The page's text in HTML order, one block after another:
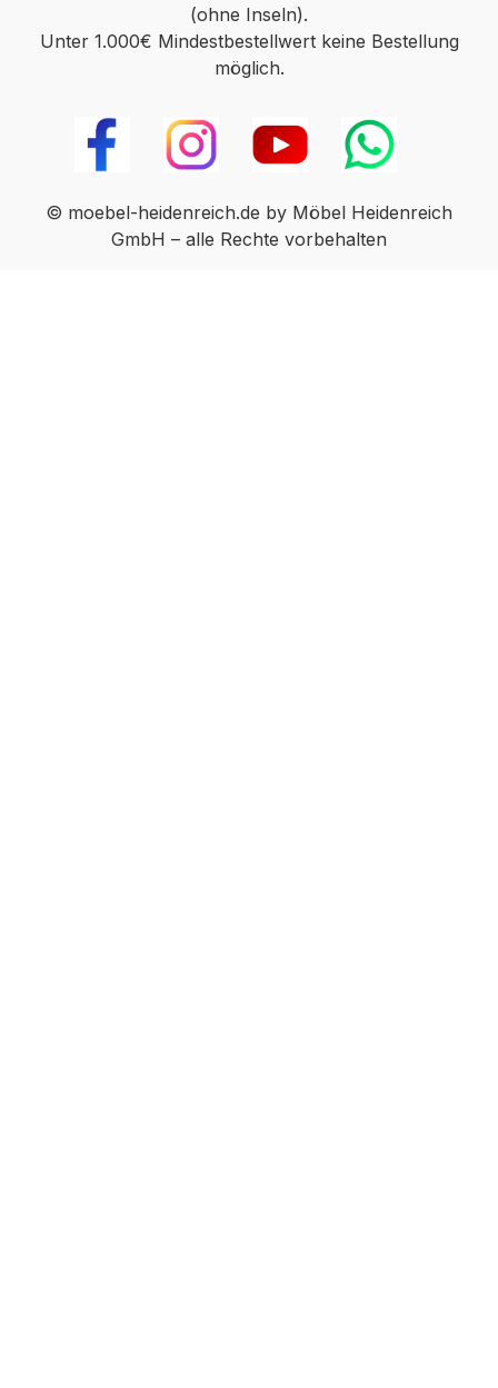
(ohne Inseln).
Unter 1.000€ Mindestbestellwert keine Bestellung
möglich.
© moebel-heidenreich.de by Möbel Heidenreich
GmbH – alle Rechte vorbehalten